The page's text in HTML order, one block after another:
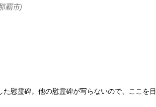
覇市)
慰霊碑。他の慰霊碑が写らないので、ここを目